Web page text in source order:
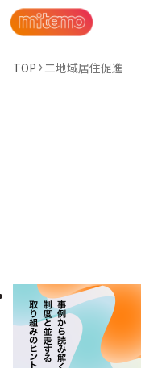
せ
TOP 二地域居住促進